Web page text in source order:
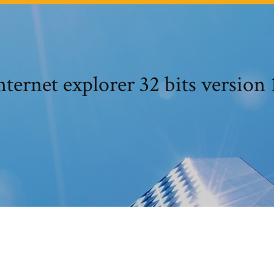
explorer 32 bits version